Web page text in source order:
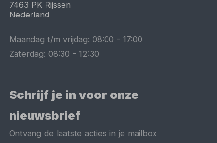
7463 PK Rijssen
Nederland
Maandag t/m vrijdag:08:00 -17:00
Zaterdag:08:30 -12:30
Schrijf je in voor onze
nieuwsbrief
Ontvang de laatste acties in je mailbox